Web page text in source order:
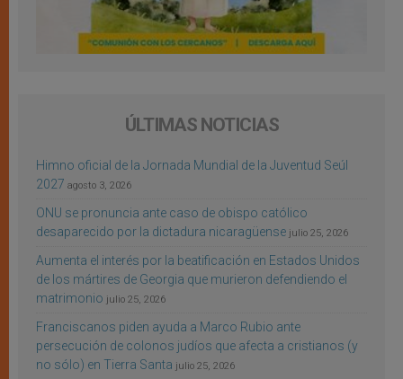
ÚLTIMAS NOTICIAS
Himno oficial de la Jornada Mundial de la Juventud Seúl
2027 agosto 3, 2026
ONU se pronuncia ante caso de obispo católico
desaparecido por la dictadura nicaragüense julio 25, 2026
Aumenta el interés por la beatificación en Estados Unidos
de los mártires de Georgia que murieron defendiendo el
matrimonio julio 25, 2026
Franciscanos piden ayuda a Marco Rubio ante
persecución de colonos judíos que afecta a cristianos (y
no sólo) en Tierra Santa julio 25, 2026